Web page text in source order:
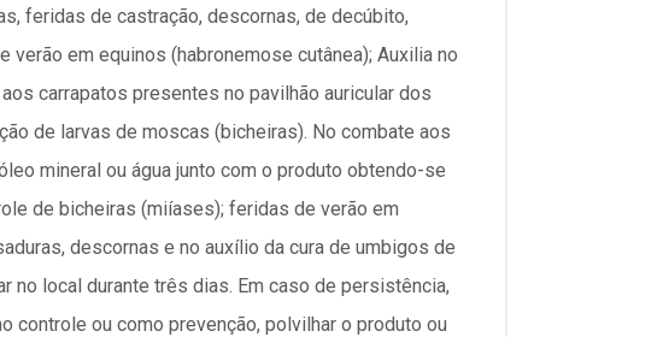
feridas de castração, descornas, de decúbito,
em equinos (habronemose cutânea); Auxilia no
carrapatos presentes no pavilhão auricular dos
de larvas de moscas (bicheiras). No combate aos
mineral ou água junto com o produto obtendo-se
de bicheiras (miíases); feridas de verão em
descornas e no auxílio da cura de umbigos de
no local durante três dias. Em caso de persistência,
controle ou como prevenção, polvilhar o produto ou